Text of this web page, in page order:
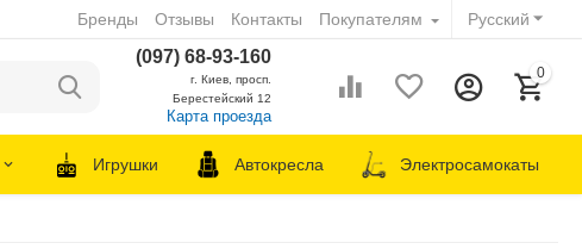
Русский
Бренды Отзывы Контакты Покупателям
(097) 68-93-160
г. Киев, просп.
Берестейский 12
Карта проезда
0
Игрушки Автокресла Электросамокаты